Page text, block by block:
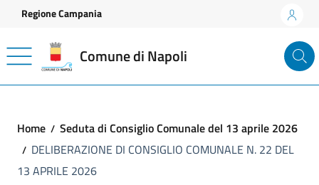
Vai ai contenuti
Vai al footer
Regione Campania
Comune di Napoli
Home
Seduta di Consiglio Comunale del 13 aprile 2026
DELIBERAZIONE DI CONSIGLIO COMUNALE N. 22 DEL
13 APRILE 2026